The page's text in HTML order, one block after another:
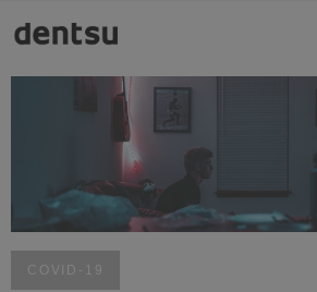
COVID-19